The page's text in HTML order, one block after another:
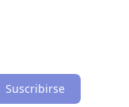
Suscribirse